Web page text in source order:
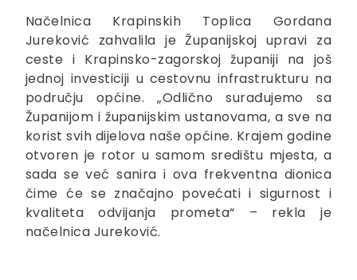
Načelnica Krapinskih Toplica Gordana
Jureković zahvalila je Županijskoj upravi za
ceste i Krapinsko-zagorskoj županiji na još
jednoj investiciji u cestovnu infrastrukturu na
području općine. „Odlično surađujemo sa
Županijom i županijskim ustanovama, a sve na
korist svih dijelova naše općine. Krajem godine
otvoren je rotor u samom središtu mjesta, a
sada se već sanira i ova frekventna dionica
čime će se značajno povećati i sigurnost i
kvaliteta odvijanja prometa“ – rekla je
načelnica Jureković.